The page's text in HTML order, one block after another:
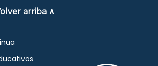
arriba ∧